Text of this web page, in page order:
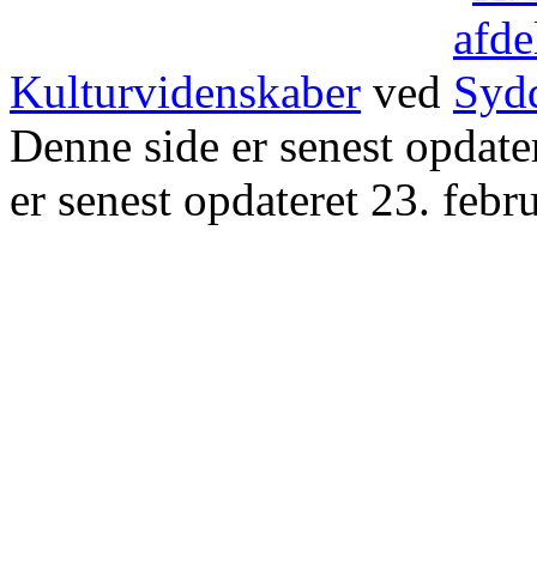
Kulturvidenskaber ved
Denne side er senest
er senest opdateret 23.